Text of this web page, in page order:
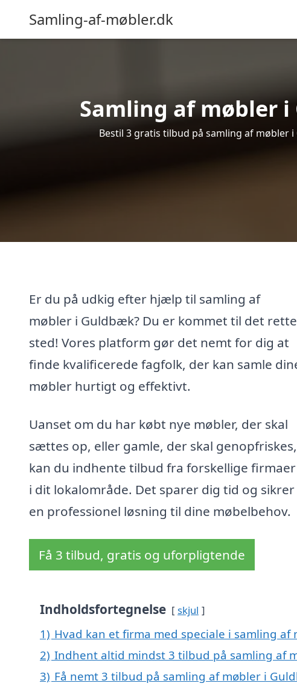
Samling-af-møbler.dk
Samling af møbler
Bestil 3 gratis tilbud på samling af møbler
Er du på udkig efter hjælp til samling af
møbler i Guldbæk? Du er kommet til det rette
sted! Vores platform gør det nemt for dig at
finde kvalificerede fagfolk, der kan samle
møbler hurtigt og effektivt.
Uanset om du har købt nye møbler, der skal
sættes op, eller gamle, der skal genopfriskes,
kan du indhente tilbud fra forskellige firmaer
i dit lokalområde. Det sparer dig tid og sikrer
en professionel løsning til dine møbelbehov.
Få 3 tilbud, gratis og uforpligtende
Indholdsfortegnelse skjul
1) Hvad kan et firma med speciale i samling
2) Indhent altid mindst 3 tilbud på samling af
3) Få nemt 3 tilbud på samling af møbler i